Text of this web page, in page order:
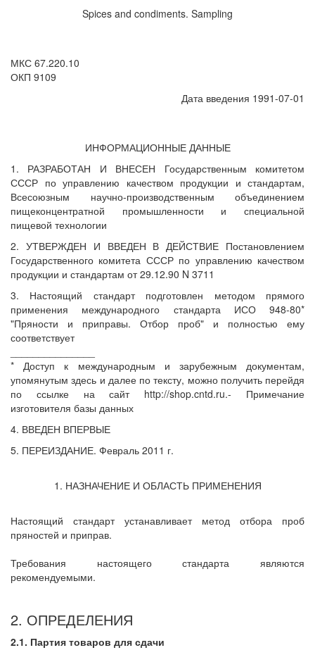
Spices and condiments. Sampling
МКС 67.220.10
ОКП 9109
Дата введения 1991-07-01
ИНФОРМАЦИОННЫЕ ДАННЫЕ
1. РАЗРАБОТАН И ВНЕСЕН Государственным комитетом
СССР по управлению качеством продукции и стандартам,
Всесоюзным научно-производственным объединением
пищеконцентратной промышленности и специальной
пищевой технологии
2. УТВЕРЖДЕН И ВВЕДЕН В ДЕЙСТВИЕ Постановлением
Государственного комитета СССР по управлению качеством
продукции и стандартам от 29.12.90 N 3711
3. Настоящий стандарт подготовлен методом прямого
применения международного стандарта ИСО 948-80*
"Пряности и приправы. Отбор проб" и полностью ему
соответствует
* Доступ к международным и зарубежным документам,
упомянутым здесь и далее по тексту, можно получить перейдя
по ссылке на сайт http://shop.cntd.ru.- Примечание
изготовителя базы данных
4. ВВЕДЕН ВПЕРВЫЕ
5. ПЕРЕИЗДАНИЕ. Февраль 2011 г.
1. НАЗНАЧЕНИЕ И ОБЛАСТЬ ПРИМЕНЕНИЯ
Настоящий стандарт устанавливает метод отбора проб
пряностей и приправ.
Требования настоящего стандарта являются
рекомендуемыми.
2. ОПРЕДЕЛЕНИЯ
2.1. Партия товаров для сдачи